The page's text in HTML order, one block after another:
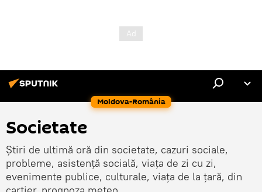
Moldova-România
Societate
Știri de ultimă oră din societate, cazuri sociale,
probleme, asistență socială, viața de zi cu zi,
evenimente publice, culturale, viața de la țară, din